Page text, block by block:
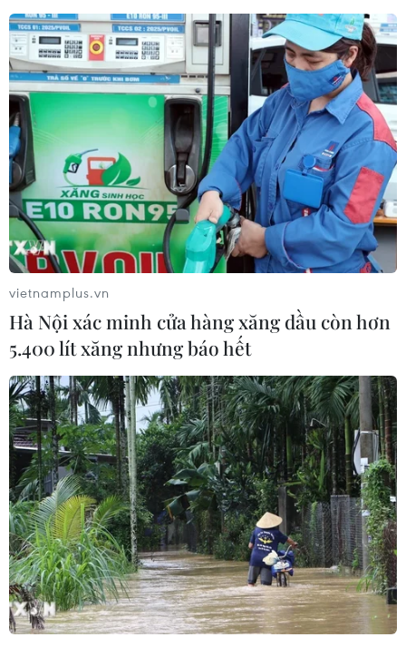
vietnamplus.vn
Hà Nội xác minh cửa hàng xăng dầu còn hơn
5.400 lít xăng nhưng báo hết